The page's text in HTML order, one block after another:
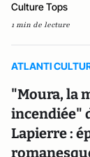
Culture Tops
1 min de lecture
ATLANTI
"Moura, la
incendiée"
Lapierre :